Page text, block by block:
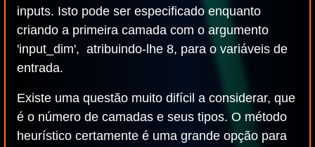
inputs. Isto pode ser especificado enquanto
criando a primeira camada com o argumento
'input_dim', atribuindo-lhe 8, para o variáveis de
entrada.
Existe uma questão muito difícil a considerar, que
é o número de camadas e seus tipos. O método
heurístico certamente é uma grande opção para